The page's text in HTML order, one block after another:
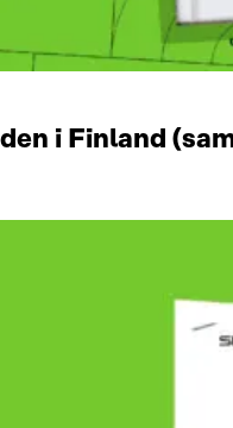
i Finland